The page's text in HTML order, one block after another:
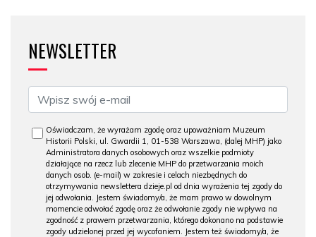
NEWSLETTER
Oświadczam, że wyrażam zgodę oraz upoważniam Muzeum
Historii Polski, ul. Gwardii 1, 01-538 Warszawa, (dalej MHP) jako
Administratora danych osobowych oraz wszelkie podmioty
działające na rzecz lub zlecenie MHP do przetwarzania moich
danych osob. (e-mail) w zakresie i celach niezbędnych do
otrzymywania newslettera dzieje.pl od dnia wyrażenia tej zgody do
jej odwołania. Jestem świadomy/a, że mam prawo w dowolnym
momencie odwołać zgodę oraz że odwołanie zgody nie wpływa na
zgodność z prawem przetwarzania, którego dokonano na podstawie
zgody udzielonej przed jej wycofaniem. Jestem też świadomy/a, że